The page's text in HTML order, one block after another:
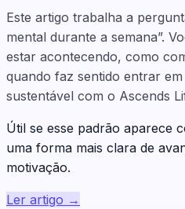
Este artigo trabalha a
mental durante a semana”.
estar acontecendo, como
quando faz sentido entrar
sustentável com o Ascends
Útil se esse padrão aparece
uma forma mais clara de
motivação.
Ler artigo →